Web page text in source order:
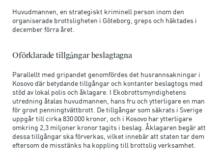
Huvudmannen, en strategiskt kriminell person inom den
organiserade brottsligheten i Göteborg, greps och häktades i
december förra året.
Oförklarade tillgångar beslagtagna
Parallellt med gripandet genomfördes det husrannsakningar i
Kosovo där betydande tillgångar och kontanter beslagtogs med
stöd av lokal polis och åklagare. I Ekobrottsmyndighetens
utredning åtalas huvudmannen, hans fru och ytterligare en man
för grovt penningtvättbrott. De tillgångar som säkrats i Sverige
uppgår till cirka 830 000 kronor, och i Kosovo har ytterligare
omkring 2,3 miljoner kronor tagits i beslag. Åklagaren begär att
dessa tillgångar ska förverkas, vilket innebär att staten tar dem
eftersom de misstänks ha koppling till brottslig verksamhet.